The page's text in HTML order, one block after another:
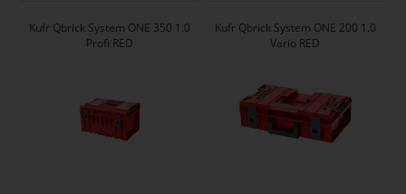
Kufr Qbrick System ONE 350 1.0
Profi RED
Kufr Qbrick System ONE 200 1.0
Vario RED